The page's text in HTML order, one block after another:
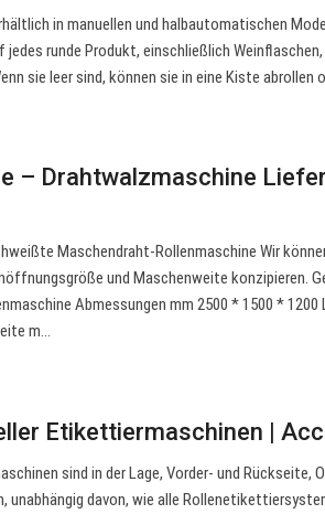
in manuellen und halbautomatischen
runde Produkt, einschließlich
sie leer sind, können sie in eine Kiste abrollen
– Drahtwalzmaschine
Maschendraht-Rollenmaschine Wir
und Maschenweite konzipieren.
Abmessungen mm 2500 * 1500 * 1200
m…
Etikettiermaschinen |
sind in der Lage, Vorder- und Rückseite,
unabhängig davon, wie alle